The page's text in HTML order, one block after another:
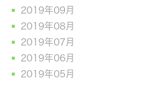
2019年09月
2019年08月
2019年07月
2019年06月
2019年05月